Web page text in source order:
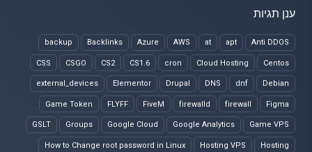
ענן תגיות
Anti DDOS
apt
at
AWS
Azure
Backlinks
backup
Centos
Cloud Hosting
cron
CS1.6
CS2
CSGO
CSS
Debian
dnf
DNS
Drupal
Elementor
external_devices
Figma
firewall
firewalld
FiveM
FLYFF
Game Token
Game VPS
Google Analytics
Google Cloud
Groups
GSLT
Hosting
Hosting VPS
How to Change root password in Linux